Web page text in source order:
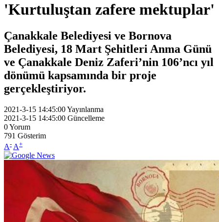
'Kurtuluştan zafere mektuplar'
Çanakkale Belediyesi ve Bornova
Belediyesi, 18 Mart Şehitleri Anma Günü
ve Çanakkale Deniz Zaferi’nin 106’ncı yıl
dönümü kapsamında bir proje
gerçekleştiriyor.
2021-3-15 14:45:00Yayınlanma
2021-3-15 14:45:00 Güncelleme
0Yorum
791 Gösterim
A- A+